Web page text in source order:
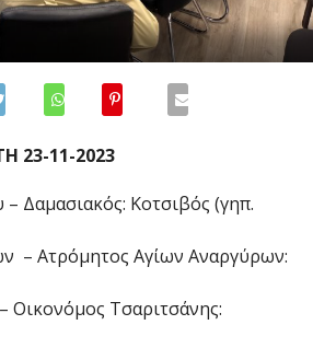
23-11-2023
Δαμασιακός: Κοτσιβός (γηπ.
– Ατρόμητος Αγίων Αναργύρων:
Οικονόμος Τσαριτσάνης: